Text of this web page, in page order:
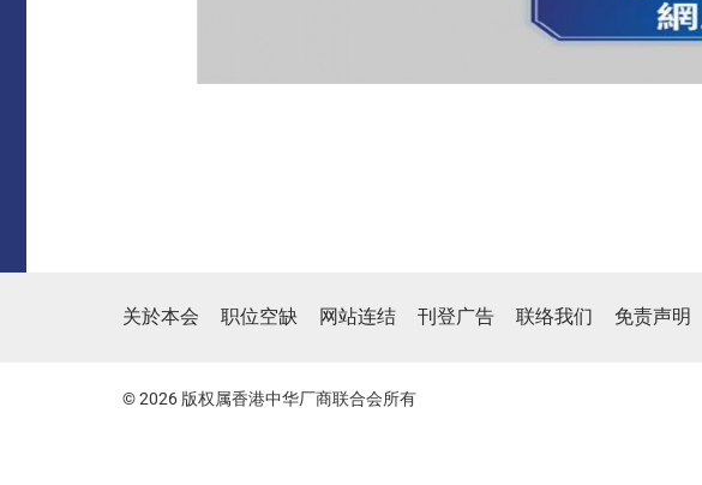
关於本会 职位空缺 网站连结 刊登广告 联络我们 免责声明
© 2026 版权属香港中华厂商联合会所有